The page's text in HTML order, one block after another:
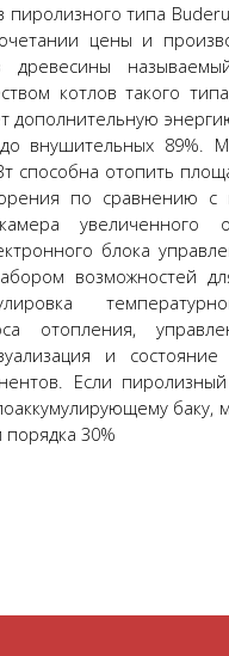
типа
цены и
котлов такого
дополнительную
внушительных 89%.
способна отопить
по сравнению с
увеличенного
блока
возможностей
отопления,
и
Если
баку,
30%